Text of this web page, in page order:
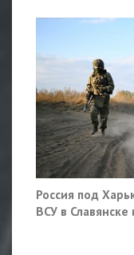
Россия под
ВСУ в